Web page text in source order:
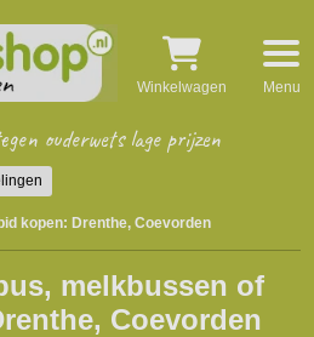
ouderwets lage prijzen
Winkelwagen Menu
kopen: Drenthe, Coevorden
melkbussen of
Coevorden